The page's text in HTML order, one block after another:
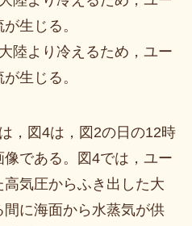
生じる。
陸より冷えるため，ユー
生じる。
，図4は，図2の日の12時
である。図4では，ユー
気圧からふき出した大
に海面から水蒸気が供